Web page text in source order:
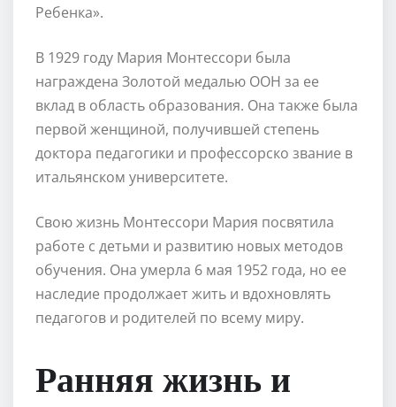
Ребенка».
В 1929 году Мария Монтессори была
награждена Золотой медалью ООН за ее
вклад в область образования. Она также была
первой женщиной, получившей степень
доктора педагогики и профессорско звание в
итальянском университете.
Свою жизнь Монтессори Мария посвятила
работе с детьми и развитию новых методов
обучения. Она умерла 6 мая 1952 года, но ее
наследие продолжает жить и вдохновлять
педагогов и родителей по всему миру.
Ранняя жизнь и